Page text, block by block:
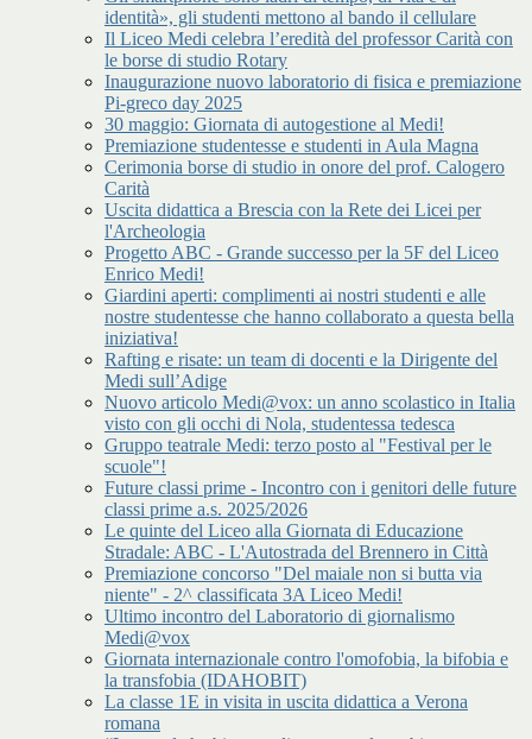
identità», gli studenti mettono al bando il cellulare
Il Liceo Medi celebra l’eredità del professor Carità con
le borse di studio Rotary
Inaugurazione nuovo laboratorio di fisica e premiazione
Pi-greco day 2025
30 maggio: Giornata di autogestione al Medi!
Premiazione studentesse e studenti in Aula Magna
Cerimonia borse di studio in onore del prof. Calogero
Carità
Uscita didattica a Brescia con la Rete dei Licei per
l'Archeologia
Progetto ABC - Grande successo per la 5F del Liceo
Enrico Medi!
Giardini aperti: complimenti ai nostri studenti e alle
nostre studentesse che hanno collaborato a questa bella
iniziativa!
Rafting e risate: un team di docenti e la Dirigente del
Medi sull’Adige
Nuovo articolo Medi@vox: un anno scolastico in Italia
visto con gli occhi di Nola, studentessa tedesca
Gruppo teatrale Medi: terzo posto al "Festival per le
scuole"!
Future classi prime - Incontro con i genitori delle future
classi prime a.s. 2025/2026
Le quinte del Liceo alla Giornata di Educazione
Stradale: ABC - L'Autostrada del Brennero in Città
Premiazione concorso "Del maiale non si butta via
niente" - 2^ classificata 3A Liceo Medi!
Ultimo incontro del Laboratorio di giornalismo
Medi@vox
Giornata internazionale contro l'omofobia, la bifobia e
la transfobia (IDAHOBIT)
La classe 1E in visita in uscita didattica a Verona
romana